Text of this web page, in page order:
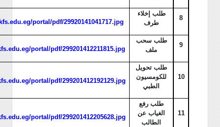
8
طلب إخلاء
طرف
portal/pdf/29920141041717.jpg
9
طلب سحب
ملف
portal/pdf/299201412211815.jpg
10
طلب تحويل
للكومسيون
الطبي
portal/pdf/299201412192129.jpg
11
طلب رفع
الغياب عن
الطالب
portal/pdf/299201412205628.jpg